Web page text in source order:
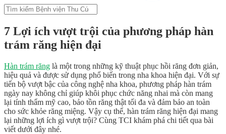
7 Lợi ích vượt trội của phương pháp hàn
trám răng hiện đại
Hàn trám răng là một trong những kỹ thuật phục hồi răng đơn giản,
hiệu quả và được sử dụng phổ biến trong nha khoa hiện đại. Với sự
tiến bộ vượt bậc của công nghệ nha khoa, phương pháp hàn trám
ngày nay không chỉ giúp khôi phục chức năng nhai mà còn mang
lại tính thẩm mỹ cao, bảo tồn răng thật tối đa và đảm bảo an toàn
cho sức khỏe răng miệng. Vậy cụ thể, hàn trám răng hiện đại mang
lại những lợi ích gì vượt trội? Cùng TCI khám phá chi tiết qua bài
viết dưới đây nhé.